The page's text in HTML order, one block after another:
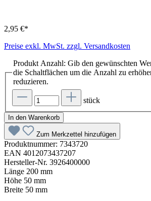
2,95 €*
Preise exkl. MwSt. zzgl. Versandkosten
Produkt Anzahl: Gib den gewünschten
die Schaltflächen um die Anzahl zu
reduzieren.
stück
In den Warenkorb
Zum Merkzettel hinzufügen
Produktnummer: 7343720
EAN 4012073437207
Hersteller-Nr. 3926400000
Länge 200 mm
Höhe 50 mm
Breite 50 mm